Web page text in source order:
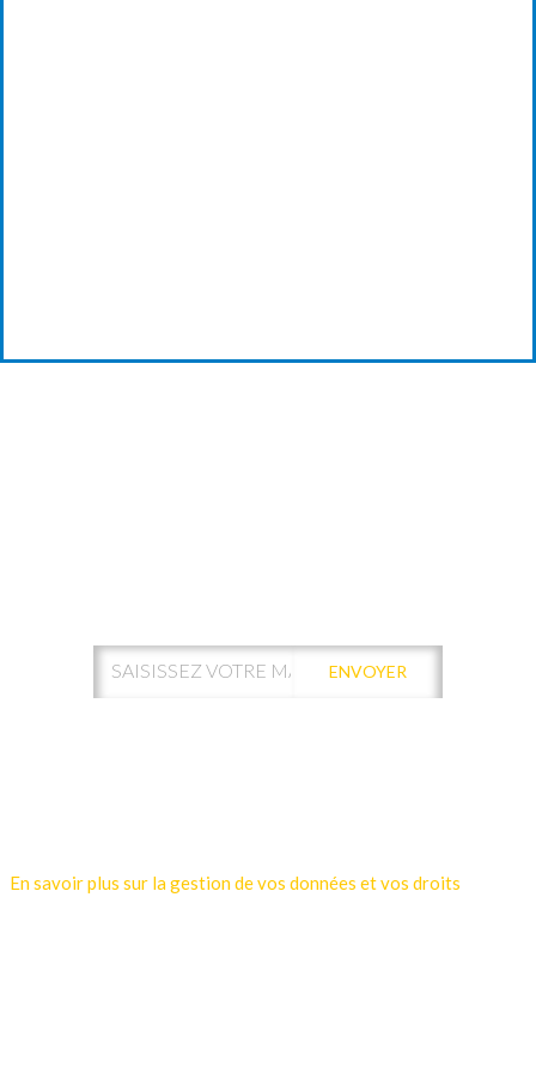
ENVOYER
En savoir plus sur la gestion de vos données et vos droits